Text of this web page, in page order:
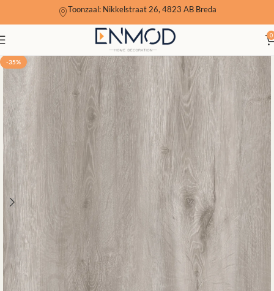
Toonzaal: Nikkelstraat 26, 4823 AB Breda
0
-35%